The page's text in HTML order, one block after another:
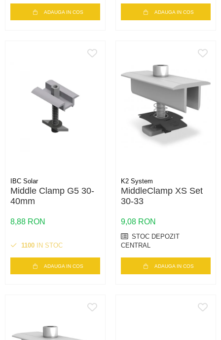
ADAUGA IN COS ADAUGA IN COS
IBC Solar
Middle Clamp G5 30-
40mm
8,88 RON
1100 IN STOC
ADAUGA IN COS
K2 System
MiddleClamp XS Set
30-33
9,08 RON
STOC DEPOZIT
CENTRAL
ADAUGA IN COS